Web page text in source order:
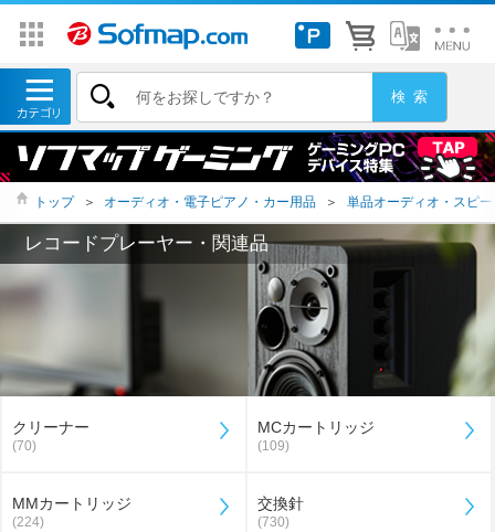
トップ ＞ オーディオ・電子ピアノ・カー用品 ＞ 単品オーディオ・スピ
レコードプレーヤー・関連品
クリーナー
(70)
MCカートリッジ
(109)
MMカートリッジ
(224)
交換針
(730)